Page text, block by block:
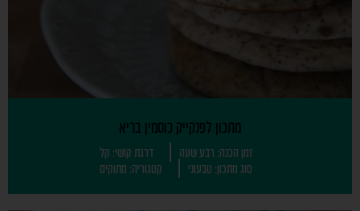
מתכון לפנקייק כוסמין בריא
זמן הכנה: רבע שעה
דרגת קושי: קל
סוג מתכון: טבעוני
קטגוריה: מתוקים